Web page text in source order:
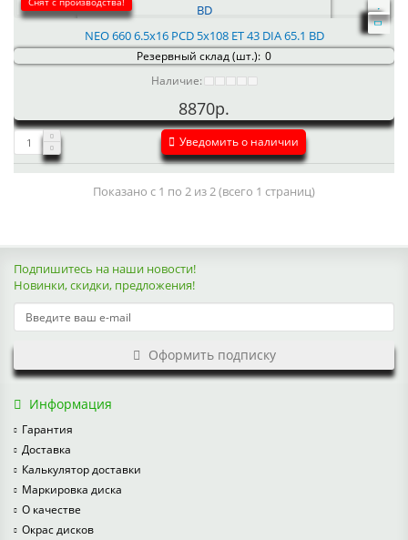
NEO 660 6.5x16 PCD 5x108 ET 43 DIA 65.1 BD
Резервный склад (шт.): 0
Наличие:
8870р.
Уведомить о наличии
Показано с 1 по 2 из 2 (всего 1 страниц)
Подпишитесь на наши новости!
Новинки, скидки, предложения!
Оформить подписку
Информация
Гарантия
Доставка
Калькулятор доставки
Маркировка диска
О качестве
Окрас дисков